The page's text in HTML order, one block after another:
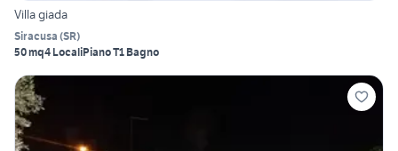
Villa giada
Siracusa (SR)
50 mq4 LocaliPiano T1 Bagno